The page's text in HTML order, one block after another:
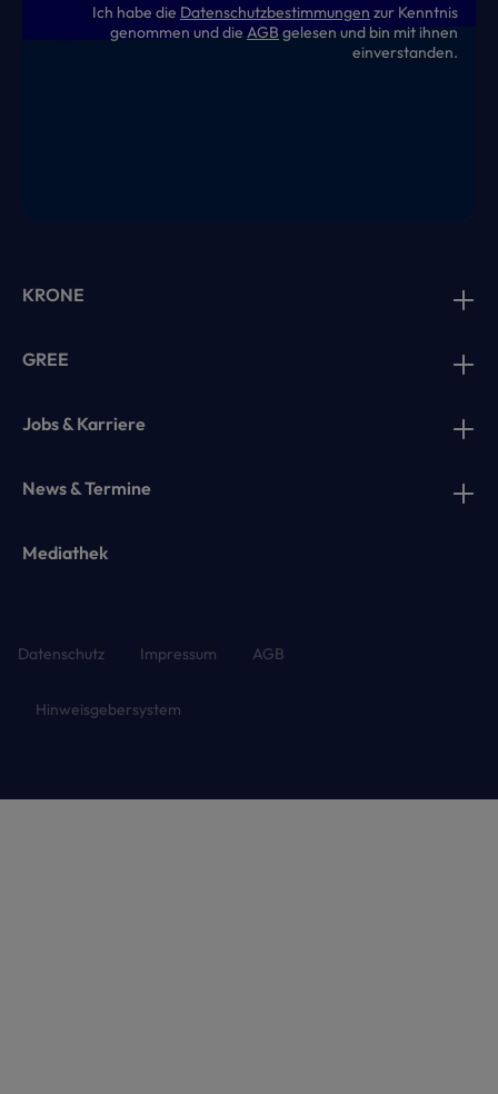
Ich habe die Datenschutzbestimmungen zur Kenntnis
genommen und die AGB gelesen und bin mit ihnen
einverstanden.
KRONE
GREE
Jobs & Karriere
News & Termine
Mediathek
Datenschutz Impressum AGB
Hinweisgebersystem